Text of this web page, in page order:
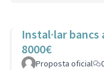
Instal·lar bancs
8000€
Proposta oficial